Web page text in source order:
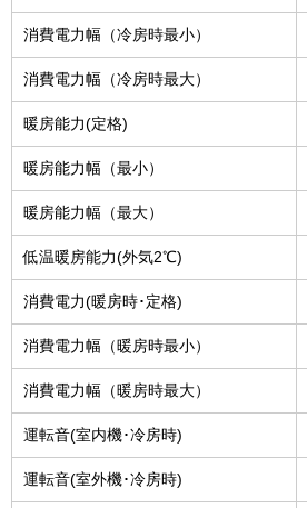
消費電力幅（冷房時最小）
消費電力幅（冷房時最大）
暖房能力(定格)
暖房能力幅（最小）
暖房能力幅（最大）
低温暖房能力(外気2℃)
消費電力(暖房時･定格)
消費電力幅（暖房時最小）
消費電力幅（暖房時最大）
運転音(室内機･冷房時)
運転音(室外機･冷房時)